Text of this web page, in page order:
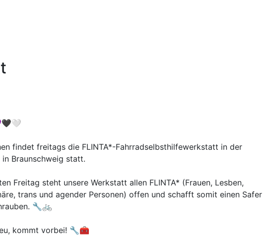
findet freitags die FLINTA*-Fahrradselbsthilfewerkstatt in der
in Braunschweig statt.
Freitag steht unsere Werkstatt allen FLINTA* (Frauen, Lesben,
trans und agender Personen) offen und schafft somit einen Safer
🔧🚲
kommt vorbei! 🔧🧰